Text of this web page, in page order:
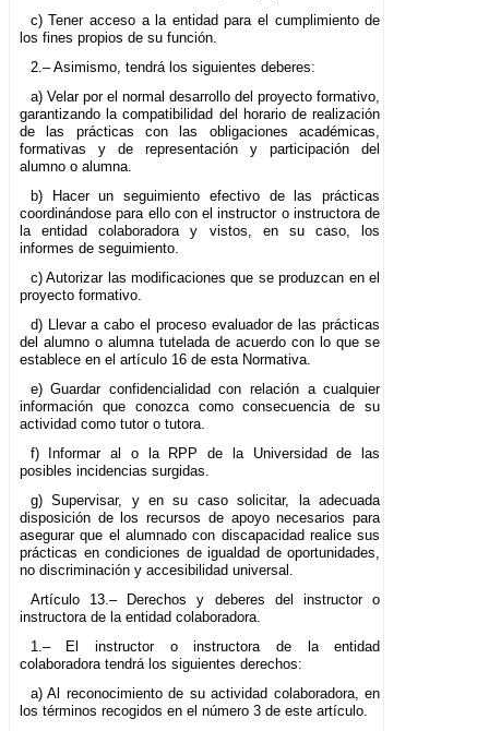
c) Tener acceso a la entidad para el cumplimiento de
los fines propios de su función.
2.– Asimismo, tendrá los siguientes deberes:
a) Velar por el normal desarrollo del proyecto formativo,
garantizando la compatibilidad del horario de realización
de las prácticas con las obligaciones académicas,
formativas y de representación y participación del
alumno o alumna.
b) Hacer un seguimiento efectivo de las prácticas
coordinándose para ello con el instructor o instructora de
la entidad colaboradora y vistos, en su caso, los
informes de seguimiento.
c) Autorizar las modificaciones que se produzcan en el
proyecto formativo.
d) Llevar a cabo el proceso evaluador de las prácticas
del alumno o alumna tutelada de acuerdo con lo que se
establece en el artículo 16 de esta Normativa.
e) Guardar confidencialidad con relación a cualquier
información que conozca como consecuencia de su
actividad como tutor o tutora.
f) Informar al o la RPP de la Universidad de las
posibles incidencias surgidas.
g) Supervisar, y en su caso solicitar, la adecuada
disposición de los recursos de apoyo necesarios para
asegurar que el alumnado con discapacidad realice sus
prácticas en condiciones de igualdad de oportunidades,
no discriminación y accesibilidad universal.
Artículo 13.– Derechos y deberes del instructor o
instructora de la entidad colaboradora.
1.– El instructor o instructora de la entidad
colaboradora tendrá los siguientes derechos:
a) Al reconocimiento de su actividad colaboradora, en
los términos recogidos en el número 3 de este artículo.